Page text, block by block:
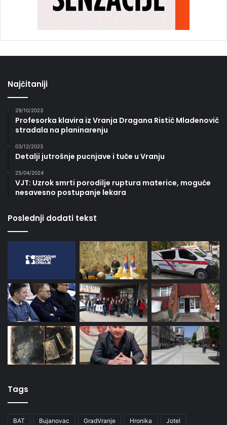
Najčitaniji
29/10/2023
Profesorka klavira iz Vranja Dragana Ristić Mladenović
stradala na planinarenju
03/12/2023
Detalji jutrošnje pucnjave i tuče u Vranju
25/04/2024
VJT: Uzrok smrti porodilje ruptura materice, moguće
nesavesno postupanje lekara
Poslednji dodati tekst
Tags
BAT Bujanovac GradVranje Hronika Jotel